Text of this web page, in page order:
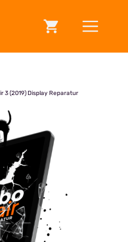
3 (2019) Display Reparatur